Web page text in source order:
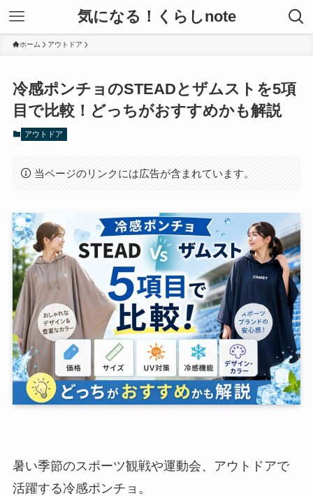
気になる！くらしnote
ホーム アウトドア
冷感ポンチョのSTEADとザムストを5項
目で比較！どっちがおすすめかも解説
アウトドア
当ページのリンクには広告が含まれています。
暑い季節のスポーツ観戦や運動会、アウトドアで
活躍する冷感ポンチョ。